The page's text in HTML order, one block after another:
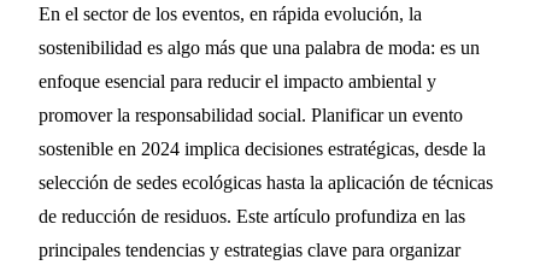
15 Tendencias principales
para planificar eventos
sostenibles en 2024
27 MIN DE LECTURA
En el sector de los eventos, en rápida evolución, la
sostenibilidad es algo más que una palabra de moda: es un
enfoque esencial para reducir el impacto ambiental y
promover la responsabilidad social. Planificar un evento
sostenible en 2024 implica decisiones estratégicas, desde la
selección de sedes ecológicas hasta la aplicación de técnicas
de reducción de residuos. Este artículo profundiza en las
principales tendencias y estrategias clave para organizar